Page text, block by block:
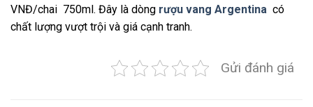
VNĐ/chai 750ml. Đây là dòng rượu vang Argentina có
chất lượng vượt trội và giá cạnh tranh.
Gửi đánh giá